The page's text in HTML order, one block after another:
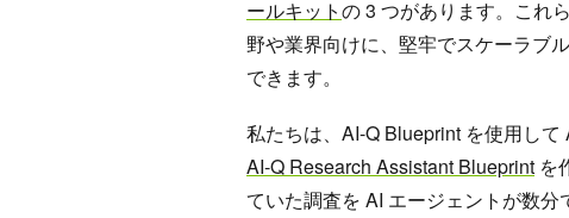
ールキットの 3 つがあります。これ
野や業界向けに、堅牢でスケーラブ
できます。
私たちは、AI-Q Blueprint を使用して
AI-Q Research Assistant Blueprint を
ていた調査を AI エージェントが数